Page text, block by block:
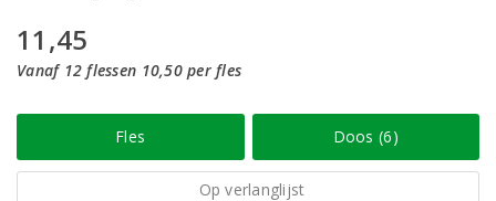
11,45
Vanaf 12 flessen 10,50 per fles
Fles Doos (6)
Op verlanglijst